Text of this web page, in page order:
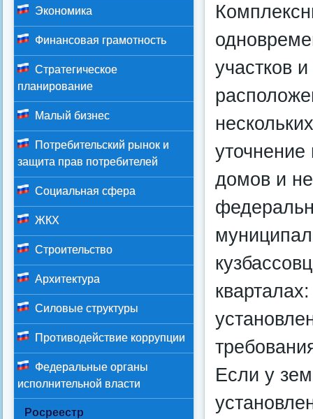
участков
домов и
Если у
Экономика
Финансовая грамотность
Стратегическое
планирование
Малый бизнес
Потребительский рынок и
защита прав потребителей
Социальная сфера
ЖКХ
Строительство
Архитектура
Силовые структуры
Противодействие коррупции
Федеральные органы
исполнительной власти
Росреестр